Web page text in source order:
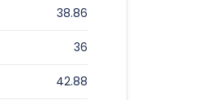
22.73
38.86
36
42.88